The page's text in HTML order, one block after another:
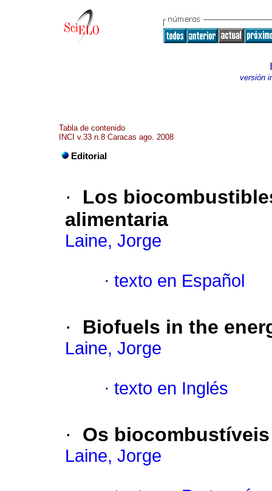
versión
Tabla de contenido
INCI v.33 n.8 Caracas ago. 2008
Editorial
·
Los
alimentaria
Laine, Jorge
· texto en Español
· Biofuels in the
Laine, Jorge
· texto en Inglés
· Os
Laine, Jorge